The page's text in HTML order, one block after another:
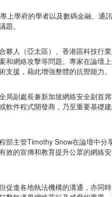
上學府的學者以及數碼金融、通
題。
夥人（亞太區）、香港區科技行
和網絡攻擊等問題。專家在論壇
援，藉此增強整體的抗禦能力。
局副處長兼新加坡網絡安全副首
軟件程式開發商，乃至重要基礎
部主管Timothy Snow在論壇中
效的宣傳和教育提升公眾的網絡
促進各地執法機構的溝通，亦同